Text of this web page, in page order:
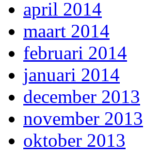
april 2014
maart 2014
februari 2014
januari 2014
december 2013
november 2013
oktober 2013